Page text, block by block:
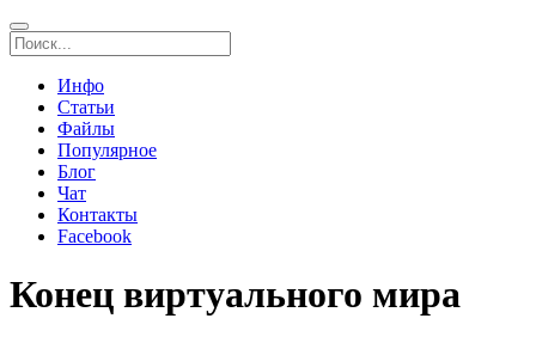
Инфо
Статьи
Файлы
Популярное
Блог
Чат
Контакты
Facebook
Конец виртуального мира